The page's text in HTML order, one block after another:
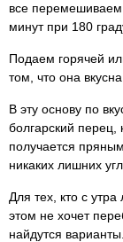
все
минут при 180
Подаем горячей
том, что она
В эту основу по
болгарский перец,
получается
никаких лишних
Для тех, кто с
этом не хочет
найдутся варианты.